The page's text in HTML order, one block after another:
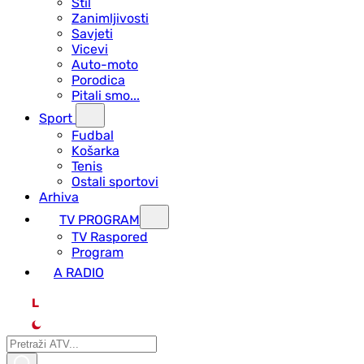
Zanimljivosti
Savjeti
Vicevi
Auto-moto
Porodica
Pitali smo...
Sport
Fudbal
Košarka
Tenis
Ostali sportovi
Arhiva
TV PROGRAM
ТV Raspored
Program
A RADIO
L